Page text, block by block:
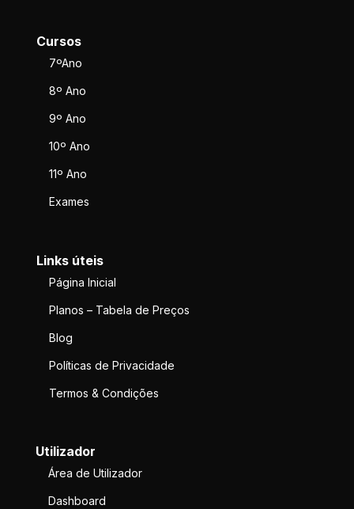
Cursos
7ºAno
8º Ano
9º Ano
10º Ano
11º Ano
Exames
Links úteis
Página Inicial
Planos – Tabela de Preços
Blog
Políticas de Privacidade
Termos & Condições
Utilizador
Área de Utilizador
Dashboard